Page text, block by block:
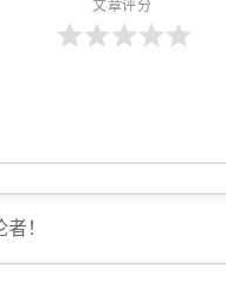
文章评分